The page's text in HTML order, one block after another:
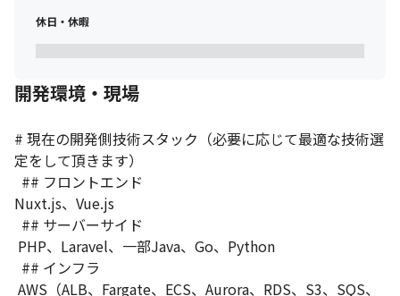
休日・休暇
開発環境・現場
# 現在の開発側技術スタック（必要に応じて最適な技術選
定をして頂きます）
Nuxt.js、Vue.js